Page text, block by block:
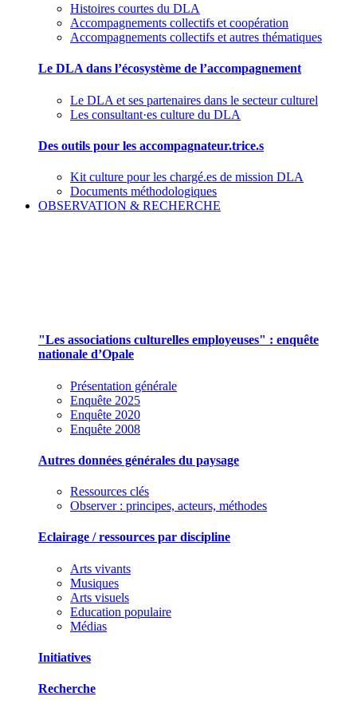
Histoires courtes du DLA
Accompagnements collectifs et coopération
Accompagnements collectifs et autres thématiques
Le DLA dans l’écosystème de l’accompagnement
Le DLA et ses partenaires dans le secteur culturel
Les consultant·es culture du DLA
Des outils pour les accompagnateur.trice.s
Kit culture pour les chargé.es de mission DLA
Documents méthodologiques
OBSERVATION & RECHERCHE
"Les associations culturelles employeuses" : enquête
nationale d’Opale
Présentation générale
Enquête 2025
Enquête 2020
Enquête 2008
Autres données générales du paysage
Ressources clés
Observer : principes, acteurs, méthodes
Eclairage / ressources par discipline
Arts vivants
Musiques
Arts visuels
Education populaire
Médias
Initiatives
Recherche